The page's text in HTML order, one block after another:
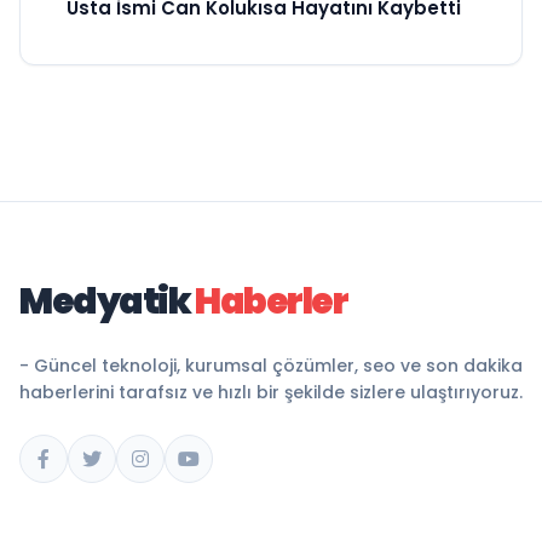
Usta İsmi Can Kolukısa Hayatını Kaybetti
MedyatikHaberler
- Güncel teknoloji, kurumsal çözümler, seo ve son dakika
haberlerini tarafsız ve hızlı bir şekilde sizlere ulaştırıyoruz.